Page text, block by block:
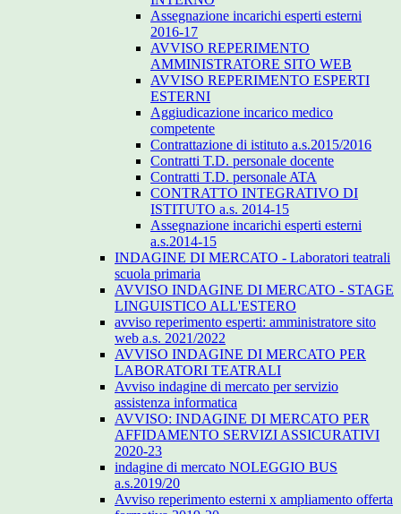
Assegnazione incarichi esperti esterni
2016-17
AVVISO REPERIMENTO
AMMINISTRATORE SITO WEB
AVVISO REPERIMENTO ESPERTI
ESTERNI
Aggiudicazione incarico medico
competente
Contrattazione di istituto a.s.2015/2016
Contratti T.D. personale docente
Contratti T.D. personale ATA
CONTRATTO INTEGRATIVO DI
ISTITUTO a.s. 2014-15
Assegnazione incarichi esperti esterni
a.s.2014-15
INDAGINE DI MERCATO - Laboratori teatrali
scuola primaria
AVVISO INDAGINE DI MERCATO - STAGE
LINGUISTICO ALL'ESTERO
avviso reperimento esperti: amministratore sito
web a.s. 2021/2022
AVVISO INDAGINE DI MERCATO PER
LABORATORI TEATRALI
Avviso indagine di mercato per servizio
assistenza informatica
AVVISO: INDAGINE DI MERCATO PER
AFFIDAMENTO SERVIZI ASSICURATIVI
2020-23
indagine di mercato NOLEGGIO BUS
a.s.2019/20
Avviso reperimento esterni x ampliamento offerta